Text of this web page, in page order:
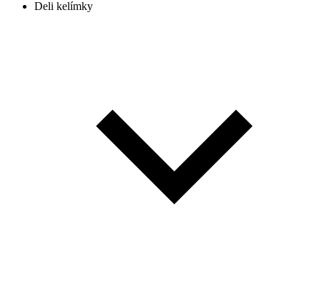
Deli kelímky